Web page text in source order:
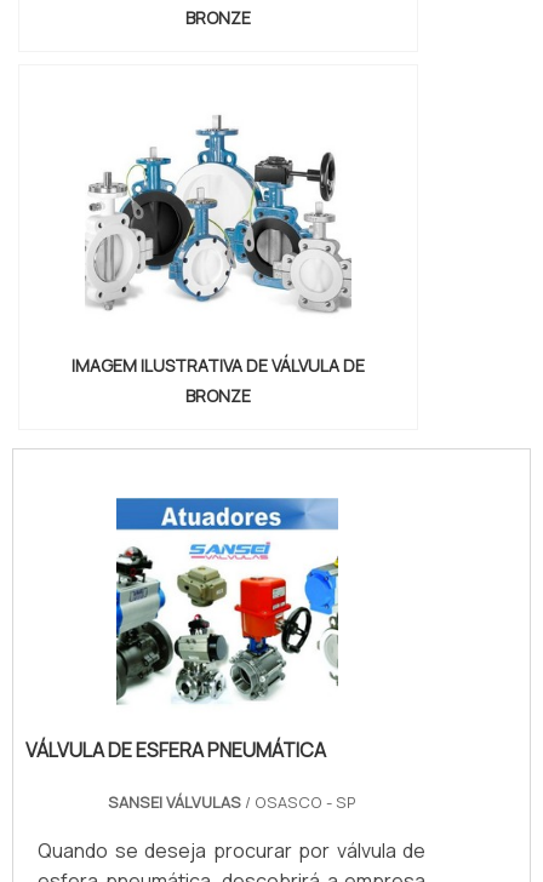
BRONZE
IMAGEM ILUSTRATIVA DE VÁLVULA DE
BRONZE
VÁLVULA DE ESFERA PNEUMÁTICA
SANSEI VÁLVULAS/ OSASCO - SP
Quando se deseja procurar por válvula de